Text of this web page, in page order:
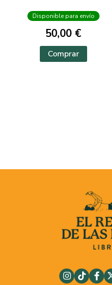
Disponible para envío
50,00 €
Comprar